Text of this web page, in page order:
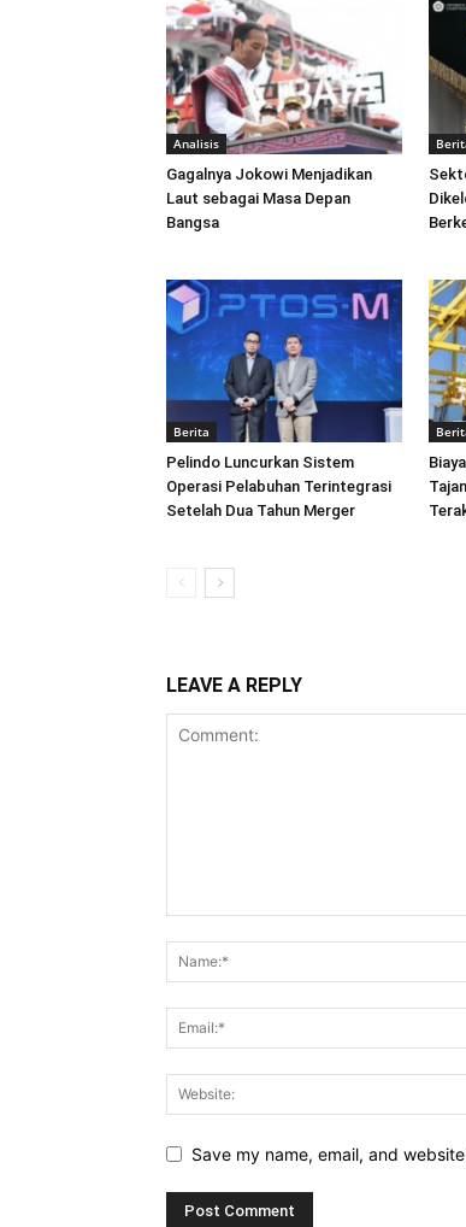
Analisis
Gagalnya Jokowi Menjadikan
Laut sebagai Masa Depan
Bangsa
Berita
Pelindo Luncurkan Sistem
Operasi Pelabuhan Terintegrasi
Setelah Dua Tahun Merger
LEAVE A REPLY
Save my name, email, and